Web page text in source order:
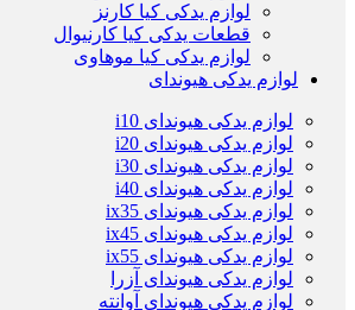
لوازم یدکی کیا کارنز
قطعات یدکی کیا کارنیوال
لوازم یدکی کیا موهاوی
لوازم یدکی هیوندای
لوازم یدکی هیوندای i10
لوازم یدکی هیوندای i20
لوازم یدکی هیوندای i30
لوازم یدکی هیوندای i40
لوازم یدکی هیوندای ix35
لوازم یدکی هیوندای ix45
لوازم یدکی هیوندای ix55
لوازم یدکی هیوندای آزرا
لوازم یدکی هیوندای آوانته